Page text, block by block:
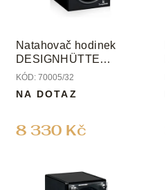
ů
o
d
u
k
ů
Natahovač hodinek
DESIGNHÜTTE
MANHATTAN
KÓD: 70005/32
8 330 Kč
NA DOTAZ